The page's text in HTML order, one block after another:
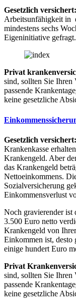
Gesetzlich versichert:
Arbeitsunfähigkeit in
mindestens sechs
Eigeninitiative gefragt.
Privat
sind, sollten Sie Ihren
passende
keine gesetzliche
Gesetzlich versichert:
Krankenkasse
Krankengeld. Aber
das Krankengeld
Nettoeinkommens.
Sozialversicherung
Einkommensverlust
Noch gravierender ist
3.500 Euro netto
Krankengeld von
Einkommen ist, desto
einige hundert Euro
Privat
sind, sollten Sie Ihren
passende
keine gesetzliche